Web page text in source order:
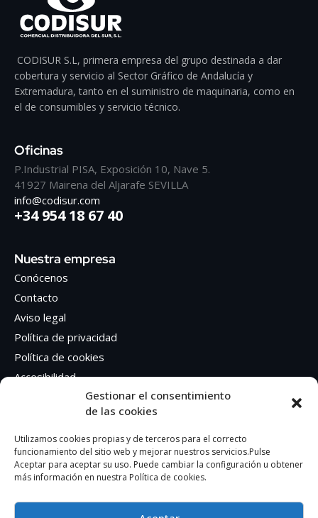
Gestionar el consentimiento
de las cookies
Utilizamos cookies propias y de terceros para el correcto
funcionamiento del sitio web y mejorar nuestros servicios.Pulse
Aceptar para aceptar su uso. Puede cambiar la configuración u obtener
más información en nuestra Política de cookies.
CODISUR S.L, primera empresa del grupo destinada a dar
cobertura y servicio al Sector Gráfico de Andalucía y
Extremadura, tanto en el suministro de maquinaria, como en
el de consumibles y servicio técnico.
Oficinas
P.Industrial PISA, Exposición 10, Nave 5.
41927 Mairena del Aljarafe SEVILLA
info@codisur.com
+34 954 18 67 40
Nuestra empresa
Conócenos
Contacto
Aviso legal
Política de privacidad
Política de cookies
Accesibilidad
Síguenos en Redes sociales
Facebook
Instagram